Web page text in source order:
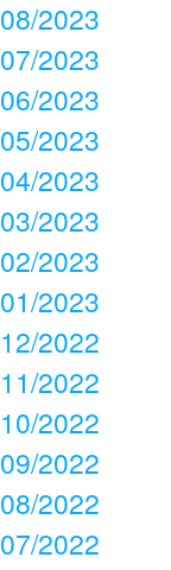
08/2023
07/2023
06/2023
05/2023
04/2023
03/2023
02/2023
01/2023
12/2022
11/2022
10/2022
09/2022
08/2022
07/2022